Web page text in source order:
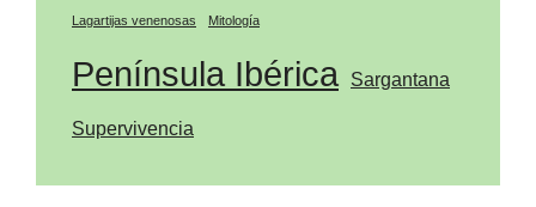
Lagartijas venenosas Mitología
Península Ibérica Sargantana
Supervivencia